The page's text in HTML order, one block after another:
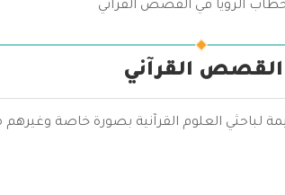
الرؤيا في القصص القرآني
القصص القرآني
لباحثي العلوم القرآنية بصورة خاصة